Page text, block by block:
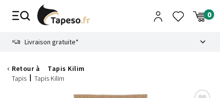
Livraison gratuite*
Retour à
Tapis Kilim
Tapis
Tapis Kilim